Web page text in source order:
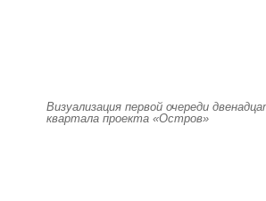
Визуализация первой очереди
квартала проекта «Остров»